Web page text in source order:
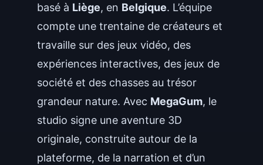
basé à Liège, en Belgique. L’équipe
compte une trentaine de créateurs et
travaille sur des jeux vidéo, des
expériences interactives, des jeux de
société et des chasses au trésor
grandeur nature. Avec MegaGum, le
studio signe une aventure 3D
originale, construite autour de la
plateforme, de la narration et d’un